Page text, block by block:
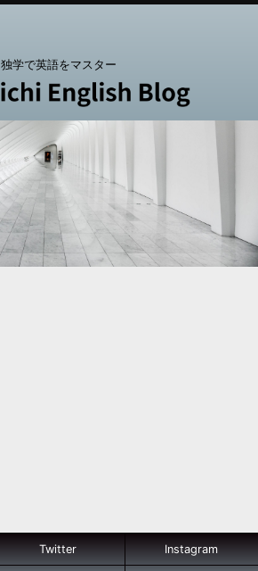
独学で英語をマスター
Twitter Instagram